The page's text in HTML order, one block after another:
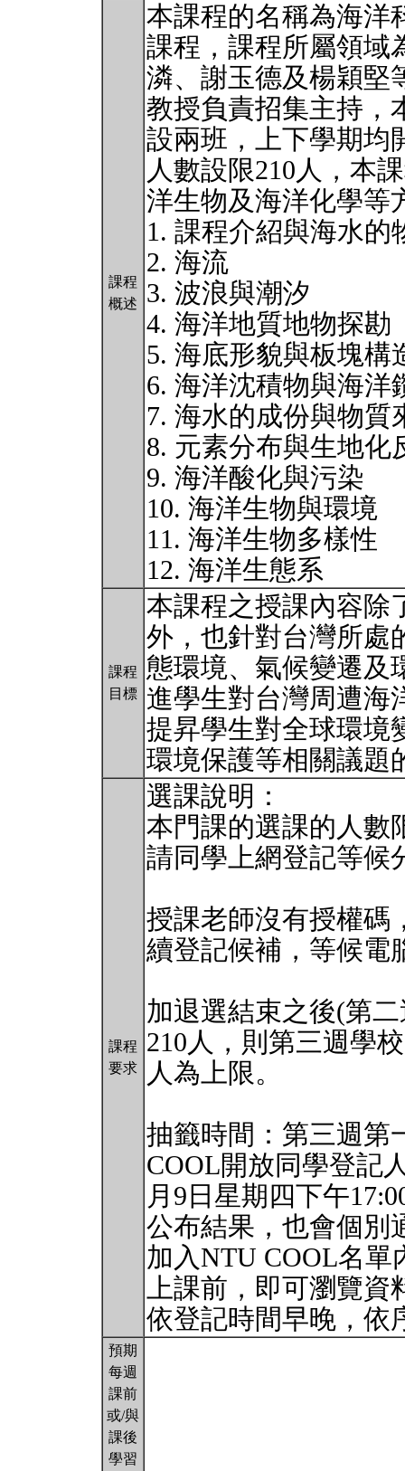
課程
概述
本課程的名稱為海洋
課程，課程所屬領域
潾、謝玉德及楊穎堅
教授負責招集主持，
設兩班，上下學期均
人數設限210人，本
洋生物及海洋化學等
1. 課程介紹與海水的
2. 海流
3. 波浪與潮汐
4. 海洋地質地物探勘
5. 海底形貌與板塊構
6. 海洋沈積物與海洋
7. 海水的成份與物質
8. 元素分布與生地化
9. 海洋酸化與污染
10. 海洋生物與環境
11. 海洋生物多樣性
12. 海洋生態系
課程
目標
本課程之授課內容除
外，也針對台灣所處
態環境、氣候變遷及
進學生對台灣周遭海
提昇學生對全球環境
環境保護等相關議
課程
要求
選課說明：
本門課的選課的人數
請同學上網登記等候
授課老師沒有授權碼
續登記候補，等候電
加退選結束之後(第
210人，則第三週學
人為上限。
抽籤時間：第三週第
COOL開放同學登記
月9日星期四下午
公布結果，也會個別
加入NTU COOL名單
上課前，即可瀏覽資
依登記時間早晚，依
預期
每週
課前
或/與
課後
學習